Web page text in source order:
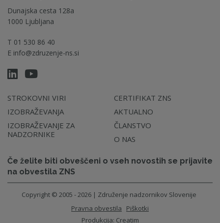
Dunajska cesta 128a
1000 Ljubljana
T 01 530 86 40
E info@zdruzenje-ns.si
STROKOVNI VIRI
IZOBRAŽEVANJA
IZOBRAŽEVANJE ZA
NADZORNIKE
CERTIFIKAT ZNS
AKTUALNO
ČLANSTVO
O NAS
Če želite biti obveščeni o vseh novostih se prijavite
na obvestila ZNS
Copyright © 2005 - 2026 | Združenje nadzornikov Slovenije
Pravna obvestila
Piškotki
Produkcija: Creatim